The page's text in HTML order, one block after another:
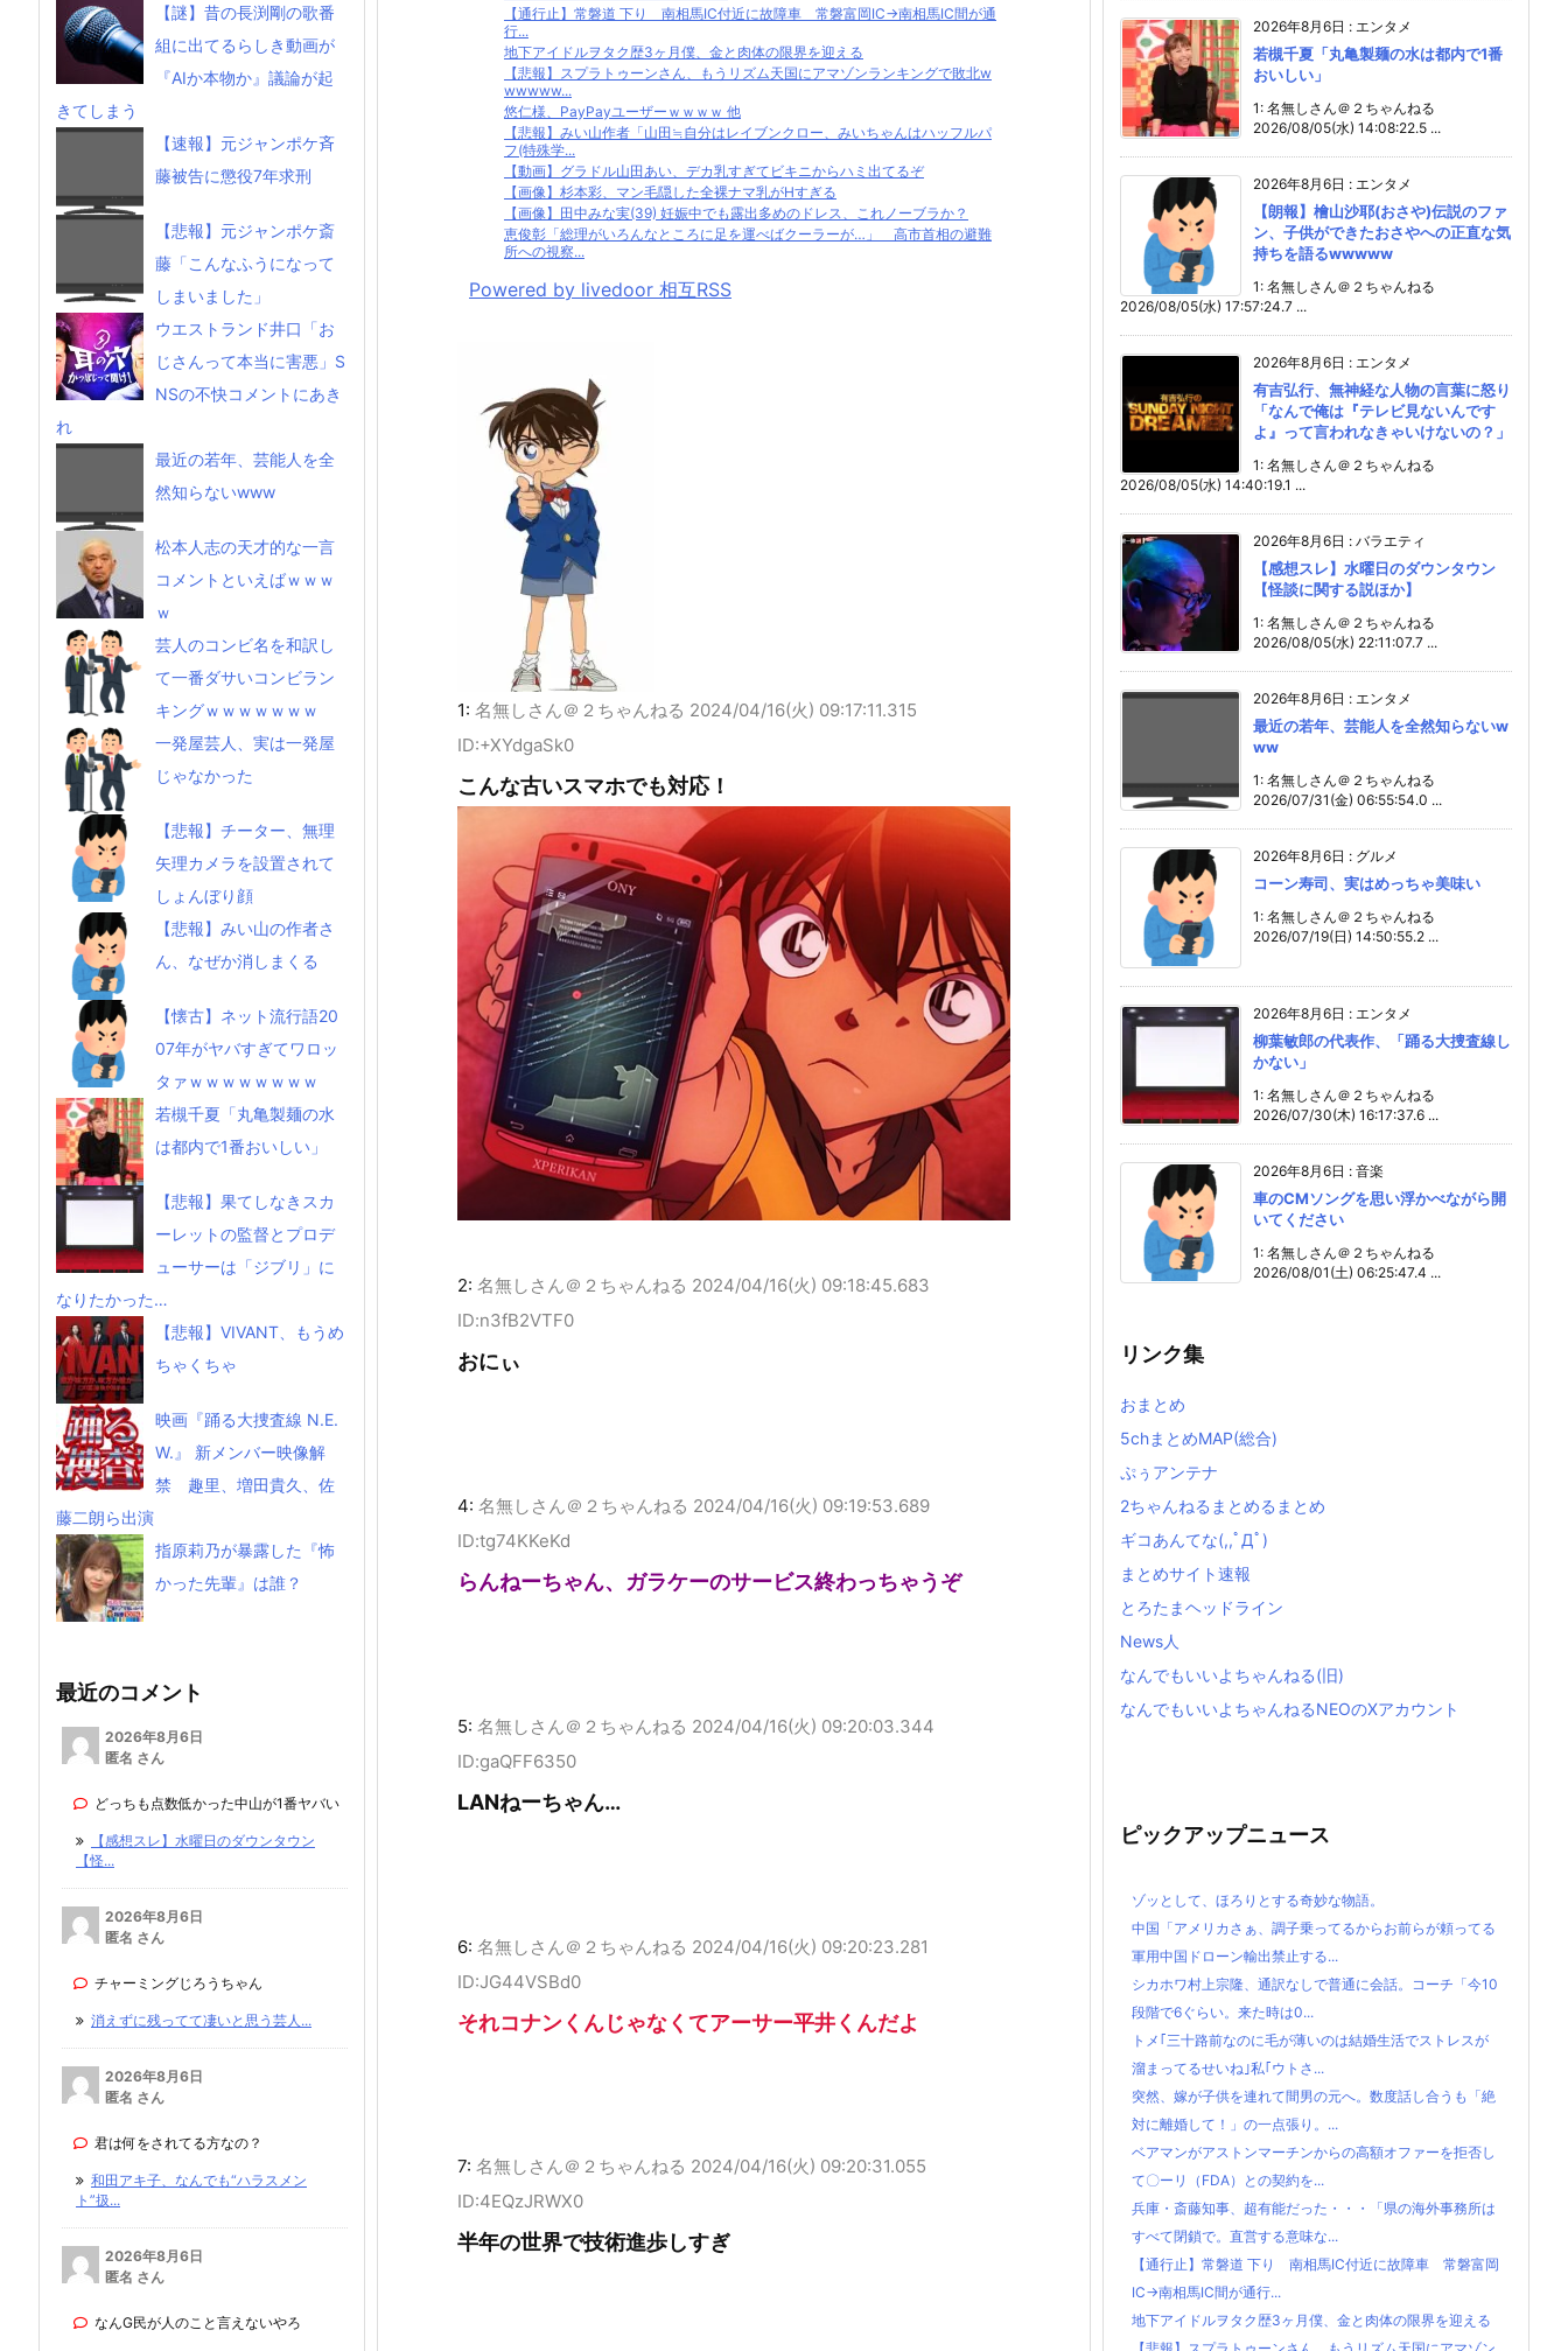
【通行止】常磐道 下り 南相馬IC付近に故障車 常磐富岡IC→南相馬IC間が通
行...
地下アイドルヲタク歴3ヶ月僕、金と肉体の限界を迎える
【悲報】スプラトゥーンさん、もうリズム天国にアマゾンランキングで敗北w
wwwww...
悠仁様、PayPayユーザーｗｗｗｗ 他
【悲報】みい山作者「山田≒自分はレイブンクロー、みいちゃんはハッフルパ
フ(特殊学...
【動画】グラドル山田あい、デカ乳すぎてビキニからハミ出てるぞ
【画像】杉本彩、マン毛隠した全裸ナマ乳がHすぎる
【画像】田中みな実(39) 妊娠中でも露出多めのドレス、これノーブラか？
恵俊彰「総理がいろんなところに足を運べばクーラーが…」 高市首相の避難
所への視察...
Powered by livedoor 相互RSS
1: 名無しさん＠２ちゃんねる 2024/04/16(火) 09:17:11.315
ID:+XYdgaSk0
こんな古いスマホでも対応！
2: 名無しさん＠２ちゃんねる 2024/04/16(火) 09:18:45.683
ID:n3fB2VTF0
おにぃ
4: 名無しさん＠２ちゃんねる 2024/04/16(火) 09:19:53.689
ID:tg74KKeKd
らんねーちゃん、ガラケーのサービス終わっちゃうぞ
5: 名無しさん＠２ちゃんねる 2024/04/16(火) 09:20:03.344
ID:gaQFF6350
LANねーちゃん…
6: 名無しさん＠２ちゃんねる 2024/04/16(火) 09:20:23.281
ID:JG44VSBd0
それコナンくんじゃなくてアーサー平井くんだよ
7: 名無しさん＠２ちゃんねる 2024/04/16(火) 09:20:31.055
ID:4EQzJRWX0
半年の世界で技術進歩しすぎ
【謎】昔の長渕剛の歌番
組に出てるらしき動画が
『AIか本物か』議論が起
きてしまう
【速報】元ジャンポケ斉
藤被告に懲役7年求刑
【悲報】元ジャンポケ斎
藤「こんなふうになって
しまいました」
ウエストランド井口「お
じさんって本当に害悪」S
NSの不快コメントにあき
れ
最近の若年、芸能人を全
然知らないwww
松本人志の天才的な一言
コメントといえばｗｗｗ
ｗ
芸人のコンビ名を和訳し
て一番ダサいコンビラン
キングｗｗｗｗｗｗｗ
一発屋芸人、実は一発屋
じゃなかった
【悲報】チーター、無理
矢理カメラを設置されて
しょんぼり顔
【悲報】みい山の作者さ
ん、なぜか消しまくる
【懐古】ネット流行語20
07年がヤバすぎてワロッ
タァｗｗｗｗｗｗｗｗ
若槻千夏「丸亀製麺の水
は都内で1番おいしい」
【悲報】果てしなきスカ
ーレットの監督とプロデ
ューサーは「ジブリ」に
なりたかった…
【悲報】VIVANT、もうめ
ちゃくちゃ
映画『踊る大捜査線 N.E.
W.』 新メンバー映像解
禁 趣里、増田貴久、佐
藤二朗ら出演
指原莉乃が暴露した『怖
かった先輩』は誰？
最近のコメント
2026年8月6日
匿名 さん
どっちも点数低かった中山が1番ヤバい
【感想スレ】水曜日のダウンタウン
【怪...
2026年8月6日
匿名 さん
チャーミングじろうちゃん
消えずに残ってて凄いと思う芸人...
2026年8月6日
匿名 さん
君は何をされてる方なの？
和田アキ子、なんでも“ハラスメン
ト”扱...
2026年8月6日
匿名 さん
なんG民が人のこと言えないやろ
2026年8月6日 : エンタメ
若槻千夏「丸亀製麺の水は都内で1番
おいしい」
1: 名無しさん＠２ちゃんねる
2026/08/05(水) 14:08:22.5 ...
2026年8月6日 : エンタメ
【朗報】檜山沙耶(おさや)伝説のファ
ン、子供ができたおさやへの正直な気
持ちを語るwwwww
1: 名無しさん＠２ちゃんねる
2026/08/05(水) 17:57:24.7 ...
2026年8月6日 : エンタメ
有吉弘行、無神経な人物の言葉に怒り
「なんで俺は『テレビ見ないんです
よ』って言われなきゃいけないの？」
1: 名無しさん＠２ちゃんねる
2026/08/05(水) 14:40:19.1 ...
2026年8月6日 : バラエティ
【感想スレ】水曜日のダウンタウン
【怪談に関する説ほか】
1: 名無しさん＠２ちゃんねる
2026/08/05(水) 22:11:07.7 ...
2026年8月6日 : エンタメ
最近の若年、芸能人を全然知らないw
ww
1: 名無しさん＠２ちゃんねる
2026/07/31(金) 06:55:54.0 ...
2026年8月6日 : グルメ
コーン寿司、実はめっちゃ美味い
1: 名無しさん＠２ちゃんねる
2026/07/19(日) 14:50:55.2 ...
2026年8月6日 : エンタメ
柳葉敏郎の代表作、「踊る大捜査線し
かない」
1: 名無しさん＠２ちゃんねる
2026/07/30(木) 16:17:37.6 ...
2026年8月6日 : 音楽
車のCMソングを思い浮かべながら開
いてください
1: 名無しさん＠２ちゃんねる
2026/08/01(土) 06:25:47.4 ...
リンク集
おまとめ
5chまとめMAP(総合)
ぷぅアンテナ
2ちゃんねるまとめるまとめ
ギコあんてな(,,ﾟДﾟ)
まとめサイト速報
とろたまヘッドライン
News人
なんでもいいよちゃんねる(旧)
なんでもいいよちゃんねるNEOのXアカウント
ピックアップニュース
ゾッとして、ほろりとする奇妙な物語。
中国「アメリカさぁ、調子乗ってるからお前らが頼ってる
軍用中国ドローン輸出禁止する...
シカホワ村上宗隆、通訳なしで普通に会話。コーチ「今10
段階で6ぐらい。来た時は0...
トメ｢三十路前なのに毛が薄いのは結婚生活でストレスが
溜まってるせいね｣私｢ウトさ...
突然、嫁が子供を連れて間男の元へ。数度話し合うも「絶
対に離婚して！」の一点張り。...
ベアマンがアストンマーチンからの高額オファーを拒否し
て〇ーリ（FDA）との契約を...
兵庫・斎藤知事、超有能だった・・・「県の海外事務所は
すべて閉鎖で。直営する意味な...
【通行止】常磐道 下り 南相馬IC付近に故障車 常磐富岡
IC→南相馬IC間が通行...
地下アイドルヲタク歴3ヶ月僕、金と肉体の限界を迎える